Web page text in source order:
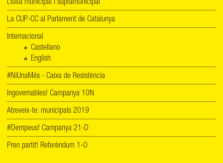
Lluita municipal i supramunicipal
La CUP-CC al Parlament de Catalunya
Internacional
Castellano
English
#NiUnaMés - Caixa de Resistència
Ingovernables! Campanya 10N
Atreveix-te: municipals 2019
#Dempeus! Campanya 21-D
Pren partit! Referèndum 1-O